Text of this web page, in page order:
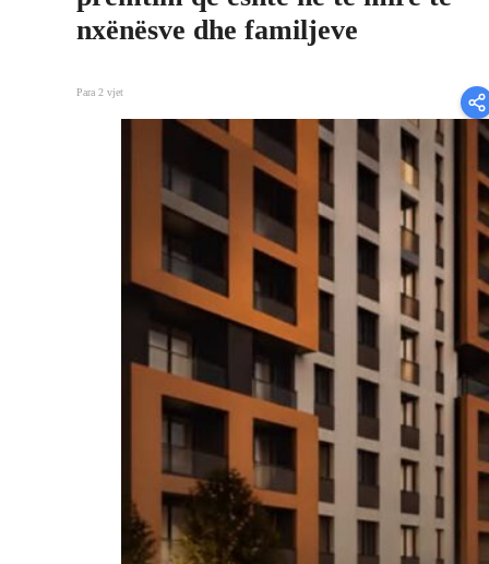
nxënësve dhe familjeve
Para 2 vjet